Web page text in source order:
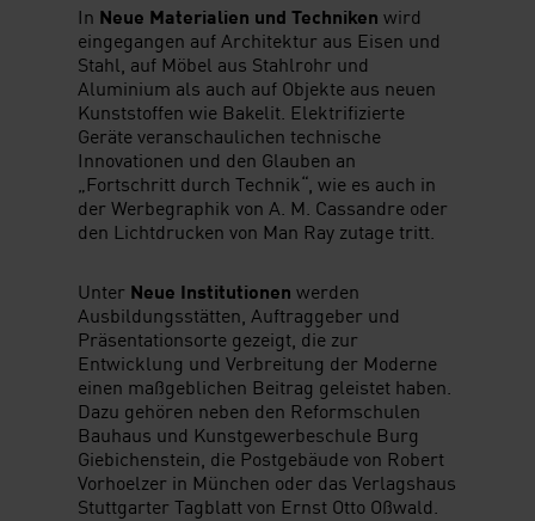
In Neue Materialien und Techniken wird
eingegangen auf Architektur aus Eisen und
Stahl, auf Möbel aus Stahlrohr und
Aluminium als auch auf Objekte aus neuen
Kunststoffen wie Bakelit. Elektrifizierte
Geräte veranschaulichen technische
Innovationen und den Glauben an
„Fortschritt durch Technik“, wie es auch in
der Werbegraphik von A. M. Cassandre oder
den Lichtdrucken von Man Ray zutage tritt.
Unter Neue Institutionen werden
Ausbildungsstätten, Auftraggeber und
Präsentationsorte gezeigt, die zur
Entwicklung und Verbreitung der Moderne
einen maßgeblichen Beitrag geleistet haben.
Dazu gehören neben den Reformschulen
Bauhaus und Kunstgewerbeschule Burg
Giebichenstein, die Postgebäude von Robert
Vorhoelzer in München oder das Verlagshaus
Stuttgarter Tagblatt von Ernst Otto Oßwald.